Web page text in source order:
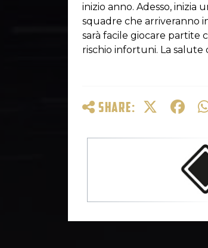
inizio anno. Adesso, inizia
squadre che arriveranno
sarà facile giocare partite
rischio infortuni. La salute
SHARE: